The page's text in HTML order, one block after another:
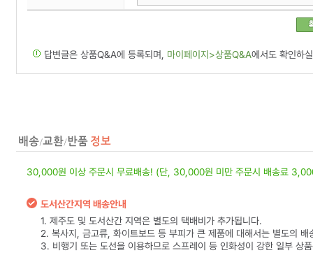
답변글은 상품Q&A에 등록되며, 마이페이지>상품Q&A에서도 확인하
30,000원 이상 주문시 무료배송! (단, 30,000원 미만 주문시 배송료
도서산간지역 배송안내
1. 제주도 및 도서산간 지역은 별도의 택배비가 추가됩니다.
2. 복사지, 금고류, 화이트보드 등 부피가 큰 제품에 대해서는 별도의
3. 비행기 또는 도선을 이용하므로 스프레이 등 인화성이 강한 일부 상